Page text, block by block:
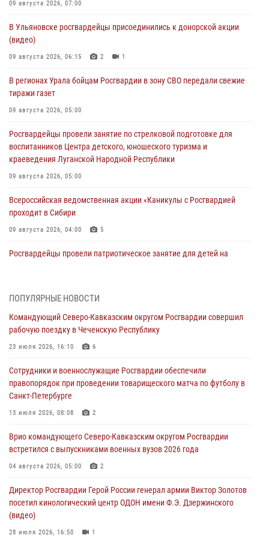
09 августа 2026, 07:00
В Ульяновске росгвардейцы присоединились к донорской акции
(видео)
09 августа 2026, 06:15 2 1
В регионах Урала бойцам Росгвардии в зону СВО передали свежие
тиражи газет
09 августа 2026, 05:00
Росгвардейцы провели занятие по стрелковой подготовке для
воспитанников Центра детского, юношеского туризма и
краеведения Луганской Народной Республики
09 августа 2026, 05:00
Всероссийская ведомственная акции «Каникулы с Росгвардией
проходит в Сибири
09 августа 2026, 04:00 5
Росгвардейцы провели патриотическое занятие для детей на
юных воспитанников спортивной школы
08 августа 2026, 13:00
стен музея истории космонавтики в Калуге
08 августа 2026, 09:29 2
В Северо-Западном округе Росгвардии продолжаются мероприятия
08 августа 2026, 09:03 1
Росгвардейцы в ЛНР совершенствуют навыки тактической
08 августа 2026, 09:00
ПОПУЛЯРНЫЕ НОВОСТИ
Командующий Северо-Кавказским округом Росгвардии совершил
рабочую поездку в Чеченскую Республику
23 июля 2026, 16:10 6
Сотрудники и военнослужащие Росгвардии обеспечили
правопорядок при проведении товарищеского матча по футболу в
Санкт-Петербурге
13 июля 2026, 08:08 2
Врио командующего Северо-Кавказским округом Росгвардии
встретился с выпускниками военных вузов 2026 года
04 августа 2026, 05:00 2
Директор Росгвардии Герой России генерал армии Виктор Золотов
посетил кинологический центр ОДОН имени Ф.Э. Дзержинского
(видео)
28 июля 2026, 16:50 1